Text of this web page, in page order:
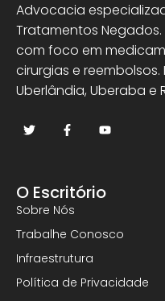
Advocacia
Tratamentos
com foco em
cirurgias e
Uberlândia, Uberaba e
O Escritório
Sobre Nós
Trabalhe Conosco
Infraestrutura
Política de Privacidade